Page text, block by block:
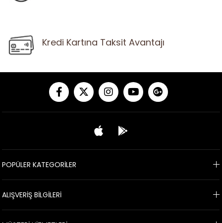
Kredi Kartına Taksit Avantajı
POPÜLER KATEGORİLER
ALIŞVERİŞ BİLGİLERİ